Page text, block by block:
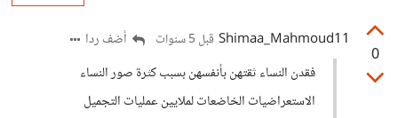
0
Shimaa_Mahmoud11 قبل 5 سنوات
أضف ردا
فقدن النساء ثقتهن بأنفسهن بسبب كثرة صور النساء
الاستعراضيات الخاضعات لملايين عمليات التجميل